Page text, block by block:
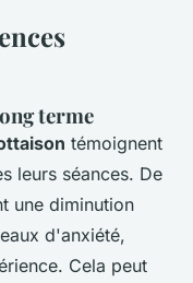
terme
témoignent
leurs séances. De
une diminution
d'anxiété,
Cela peut